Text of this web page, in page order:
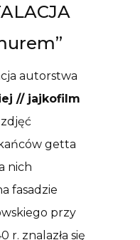
autorstwa
// jajkofilm
zdjęć
getta
nich
fasadzie
przy
r. znalazła się